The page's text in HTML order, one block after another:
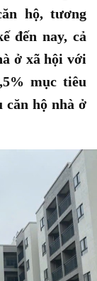
hộ, tương
đến nay, cả
ở xã hội với
mục tiêu
hộ nhà ở